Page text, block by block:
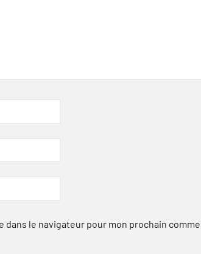
le navigateur pour mon prochain